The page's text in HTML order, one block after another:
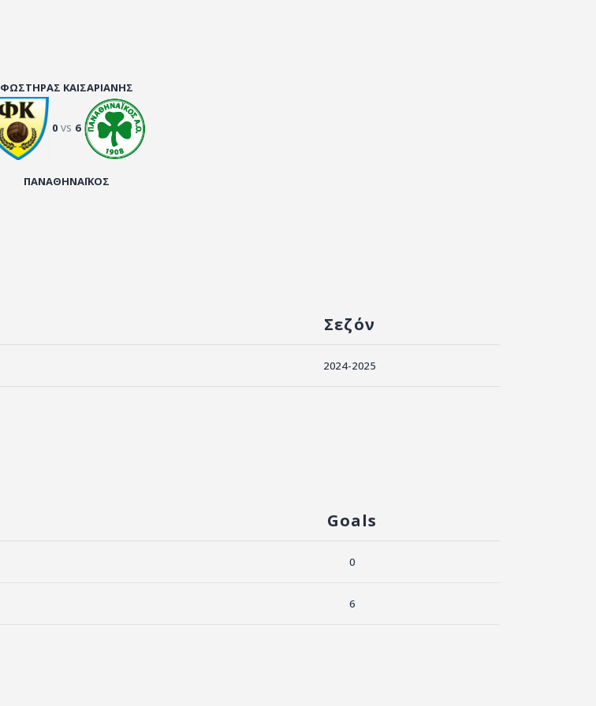
ΦΩΣΤΗΡΑΣ ΚΑΙΣΑΡΙΑΝΗΣ
0 vs 6
ΠΑΝΑΘΗΝΑΪΚΟΣ
Σεζόν
2024-2025
Goals
0
6